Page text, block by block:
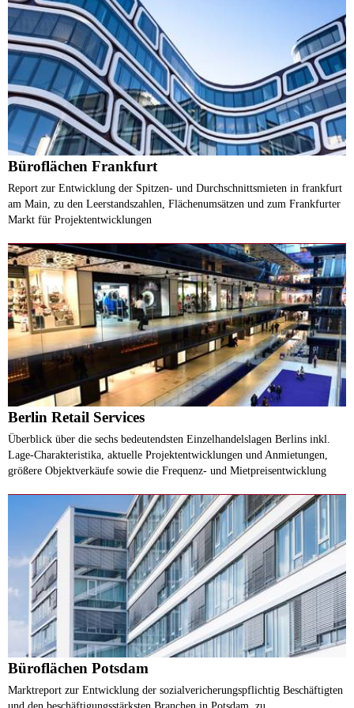
Büroflächen Frankfurt
Report zur Entwicklung der Spitzen- und Durchschnittsmieten in frankfurt
am Main, zu den Leerstandszahlen, Flächenumsätzen und zum Frankfurter
Markt für Projektentwicklungen
Berlin Retail Services
Überblick über die sechs bedeutendsten Einzelhandelslagen Berlins inkl.
Lage-Charakteristika, aktuelle Projektentwicklungen und Anmietungen,
größere Objektverkäufe sowie die Frequenz- und Mietpreisentwicklung
Büroflächen Potsdam
Marktreport zur Entwicklung der sozialvericherungspflichtig Beschäftigten